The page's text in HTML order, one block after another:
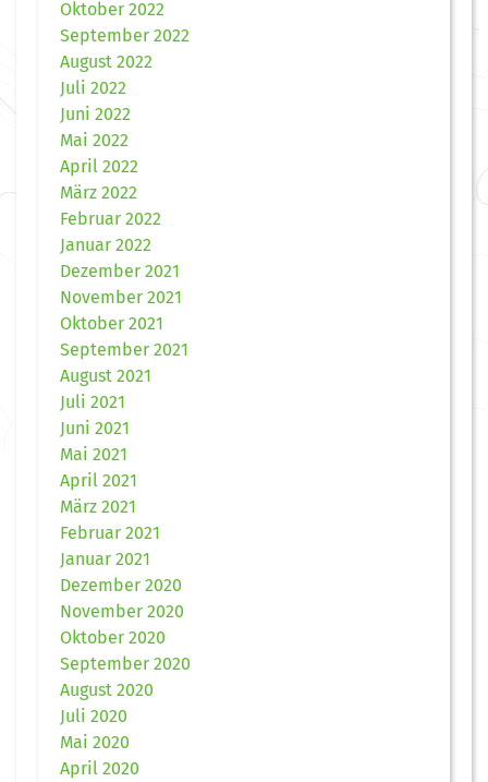
Oktober 2022
September 2022
August 2022
Juli 2022
Juni 2022
Mai 2022
April 2022
März 2022
Februar 2022
Januar 2022
Dezember 2021
November 2021
Oktober 2021
September 2021
August 2021
Juli 2021
Juni 2021
Mai 2021
April 2021
März 2021
Februar 2021
Januar 2021
Dezember 2020
November 2020
Oktober 2020
September 2020
August 2020
Juli 2020
Mai 2020
April 2020